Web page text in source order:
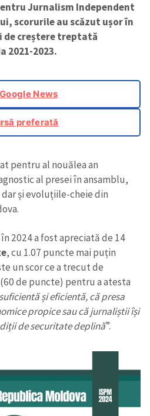
Jurnalism Independent
scorurile au scăzut ușor în
de creștere treptată
2021-2023.
News
preferată
pentru al nouălea an
al presei în ansamblu,
și evoluțiile-cheie din
2024 a fost apreciată de 14
, cu 1.07 puncte mai puțin
un scor ce a trecut de
de puncte) pentru a atesta
și eficientă, că presa
propice sau că jurnaliștii își
de securitate deplină”.